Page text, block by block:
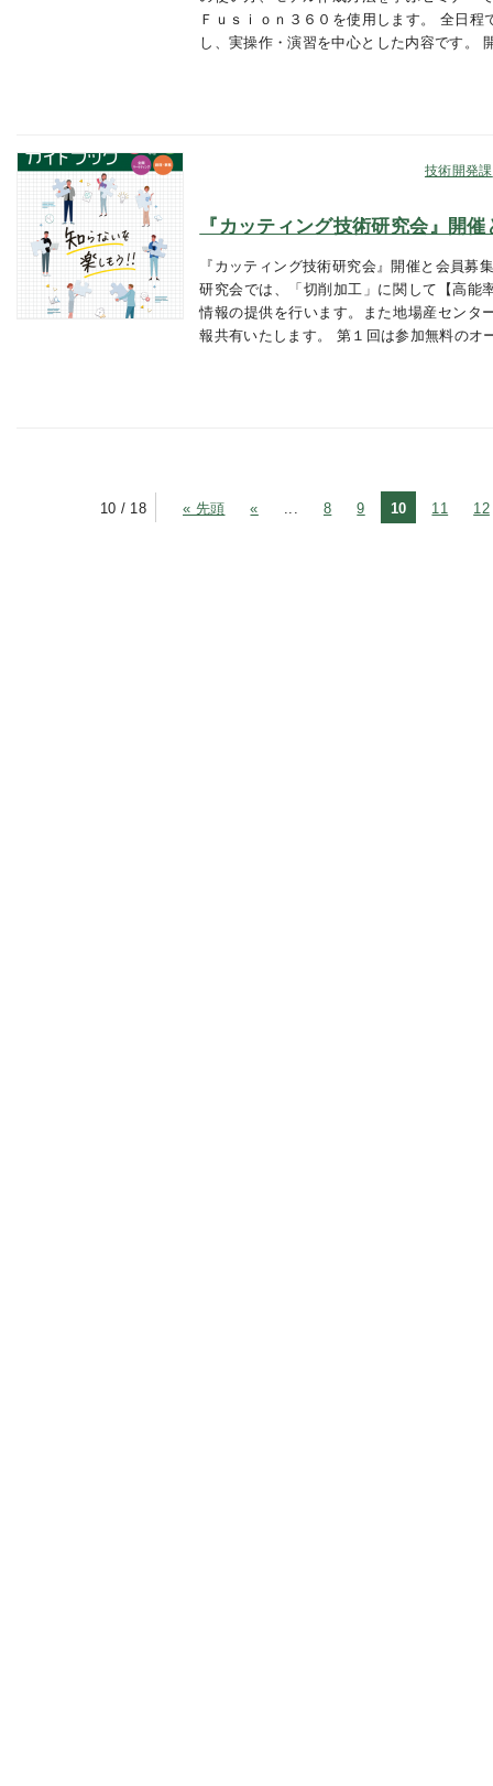
Ｆｕｓｉｏｎ３６０を使用します。 全日
し、実操作・演習を中心とした内容です。
技術開発課
『カッティング技術研究会』開
『カッティング技術研究会』開催と会員募
研究会では、「切削加工」に関して【高能
情報の提供を行います。また地場産センタ
報共有いたします。 第１回は参加無料のオ
10 / 18 « 先頭 « 8 9 10 11 12